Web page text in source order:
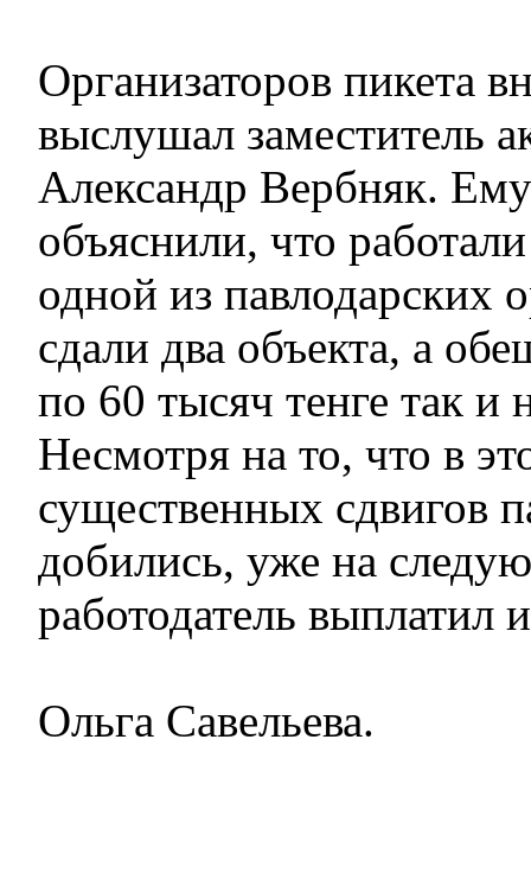
Организаторов пикета
выслушал заместитель
Александр Вербняк.
объяснили, что
одной из павлодарских
сдали два объекта, а
по 60 тысяч тенге так и
Несмотря на то, что в
существенных сдвигов
добились, уже на
работодатель выплатил
Ольга Савельева.